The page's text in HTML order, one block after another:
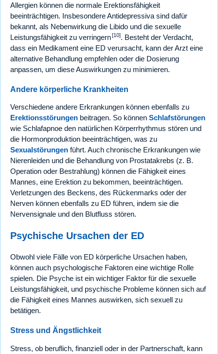
Allergien können die normale Erektionsfähigkeit
beeinträchtigen. Insbesondere Antidepressiva sind dafür
bekannt, als Nebenwirkung die Libido und die sexuelle
Leistungsfähigkeit zu verringern[10]. Besteht der Verdacht,
dass ein Medikament eine ED verursacht, kann der Arzt eine
alternative Behandlung empfehlen oder die Dosierung
anpassen, um diese Auswirkungen zu minimieren.
Andere körperliche Krankheiten
Verschiedene andere Erkrankungen können ebenfalls zu
Erektionsstörungen beitragen. So können Schlafstörungen
wie Schlafapnoe den natürlichen Körperrhythmus stören und
die Hormonproduktion beeinträchtigen, was zu
Sexualstörungen führt. Auch chronische Erkrankungen wie
Nierenleiden und die Behandlung von Prostatakrebs (z. B.
Operation oder Bestrahlung) können die Fähigkeit eines
Mannes, eine Erektion zu bekommen, beeinträchtigen.
Verletzungen des Beckens, des Rückenmarks oder der
Nerven können ebenfalls zu ED führen, indem sie die
Nervensignale und den Blutfluss stören.
Psychische Ursachen der ED
Obwohl viele Fälle von ED körperliche Ursachen haben,
können auch psychologische Faktoren eine wichtige Rolle
spielen. Die Psyche ist ein wichtiger Faktor für die sexuelle
Leistungsfähigkeit, und psychische Probleme können sich auf
die Fähigkeit eines Mannes auswirken, sich sexuell zu
betätigen.
Stress und Ängstlichkeit
Stress, ob beruflich, finanziell oder in der Partnerschaft, kann